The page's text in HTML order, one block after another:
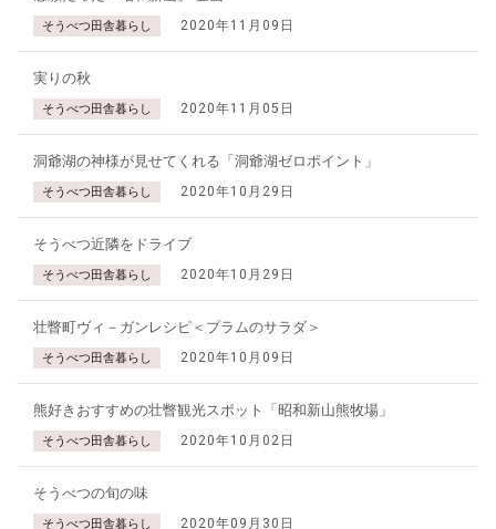
そうべつ田舎暮らし 2020年11月09日
実りの秋
そうべつ田舎暮らし 2020年11月05日
洞爺湖の神様が見せてくれる「洞爺湖ゼロポイント」
そうべつ田舎暮らし 2020年10月29日
そうべつ近隣をドライブ
そうべつ田舎暮らし 2020年10月29日
壮瞥町ヴィ－ガンレシピ＜プラムのサラダ＞
そうべつ田舎暮らし 2020年10月09日
熊好きおすすめの壮瞥観光スポット「昭和新山熊牧場」
そうべつ田舎暮らし 2020年10月02日
そうべつの旬の味
そうべつ田舎暮らし 2020年09月30日